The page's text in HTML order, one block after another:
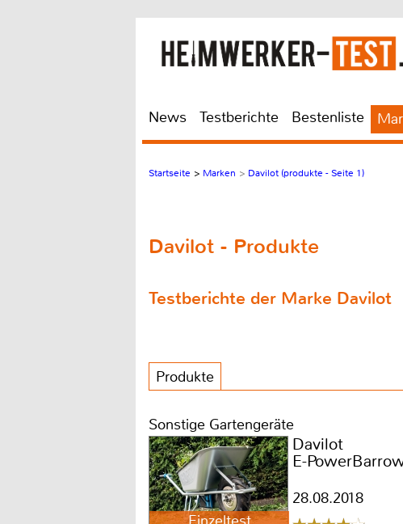
News Testberichte Bestenliste
Startseite > Marken > Davilot (produkte - Seite 1)
Davilot - Produkte
Testberichte der Marke Davilot
Produkte
Sonstige Gartengeräte
Davilot
E-
28.08.2018